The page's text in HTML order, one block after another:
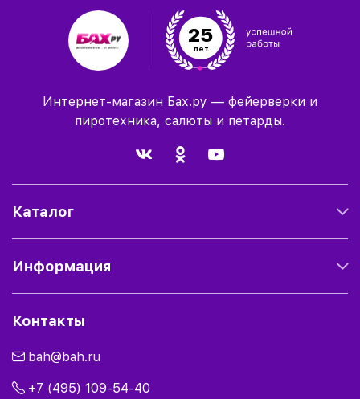
25
лет
Интернет-магазин Бах.ру — фейерверки и
пиротехника, салюты и петарды.
Каталог
Информация
Контакты
bah@bah.ru
+7 (495) 109-54-40